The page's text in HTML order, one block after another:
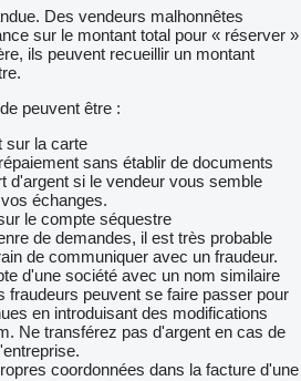
Des vendeurs malhonnêtes
sur le montant total pour « réserver »
ils peuvent recueillir un montant
peuvent être :
sur la carte
sans établir de documents
d'argent si le vendeur vous semble
échanges.
le compte séquestre
de demandes, il est très probable
de communiquer avec un fraudeur.
d'une société avec un nom similaire
fraudeurs peuvent se faire passer pour
en introduisant des modifications
Ne transférez pas d'argent en cas de
coordonnées dans la facture d'une